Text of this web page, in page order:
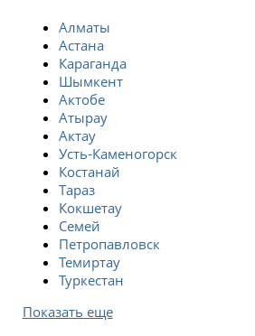
Алматы
Астана
Караганда
Шымкент
Актобе
Атырау
Актау
Усть-Каменогорск
Костанай
Тараз
Кокшетау
Семей
Петропавловск
Темиртау
Туркестан
Показать еще